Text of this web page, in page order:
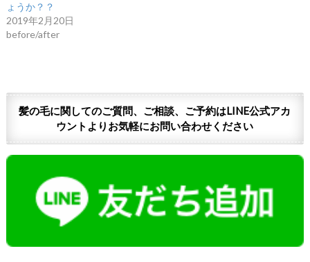
ょうか？？
2019年2月20日
before/after
髪の毛に関してのご質問、ご相談、ご予約はLINE公式アカ
ウントよりお気軽にお問い合わせください